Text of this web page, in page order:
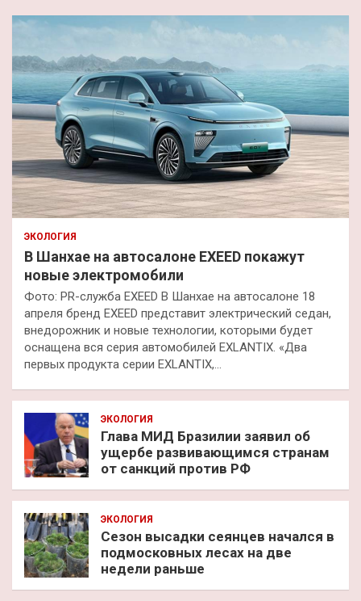
ЭКОЛОГИЯ
В Шанхае на автосалоне EXEED покажут
новые электромобили
Фото: PR-служба EXEED В Шанхае на автосалоне 18
апреля бренд EXEED представит электрический седан,
внедорожник и новые технологии, которыми будет
оснащена вся серия автомобилей EXLANTIX. «Два
первых продукта серии EXLANTIX,…
ЭКОЛОГИЯ
Глава МИД Бразилии заявил об
ущербе развивающимся странам
от санкций против РФ
ЭКОЛОГИЯ
Сезон высадки сеянцев начался в
подмосковных лесах на две
недели раньше